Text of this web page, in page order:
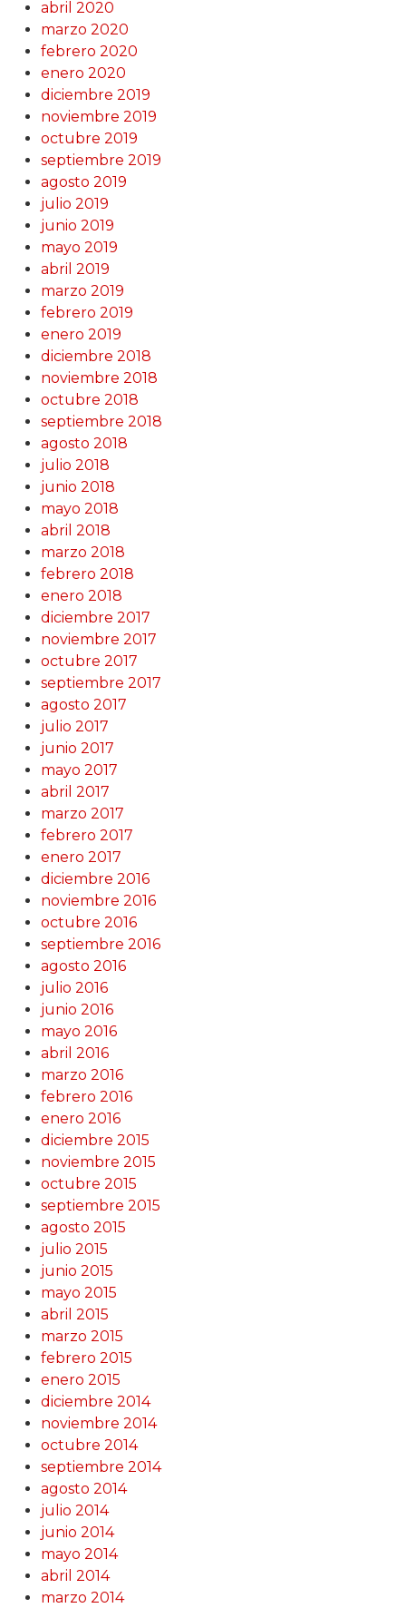
abril 2020
marzo 2020
febrero 2020
enero 2020
diciembre 2019
noviembre 2019
octubre 2019
septiembre 2019
agosto 2019
julio 2019
junio 2019
mayo 2019
abril 2019
marzo 2019
febrero 2019
enero 2019
diciembre 2018
noviembre 2018
octubre 2018
septiembre 2018
agosto 2018
julio 2018
junio 2018
mayo 2018
abril 2018
marzo 2018
febrero 2018
enero 2018
diciembre 2017
noviembre 2017
octubre 2017
septiembre 2017
agosto 2017
julio 2017
junio 2017
mayo 2017
abril 2017
marzo 2017
febrero 2017
enero 2017
diciembre 2016
noviembre 2016
octubre 2016
septiembre 2016
agosto 2016
julio 2016
junio 2016
mayo 2016
abril 2016
marzo 2016
febrero 2016
enero 2016
diciembre 2015
noviembre 2015
octubre 2015
septiembre 2015
agosto 2015
julio 2015
junio 2015
mayo 2015
abril 2015
marzo 2015
febrero 2015
enero 2015
diciembre 2014
noviembre 2014
octubre 2014
septiembre 2014
agosto 2014
julio 2014
junio 2014
mayo 2014
abril 2014
marzo 2014